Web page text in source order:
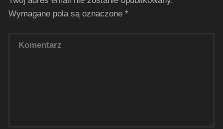
Wymagane pola są oznaczone*